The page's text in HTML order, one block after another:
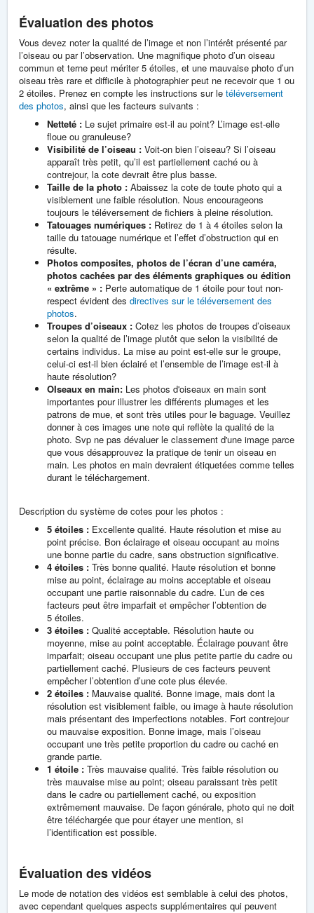
Évaluation des photos
Vous devez noter la qualité de l’image et non l’intérêt présenté par
l’oiseau ou par l’observation. Une magnifique photo d’un oiseau
commun et terne peut mériter 5 étoiles, et une mauvaise photo d’un
oiseau très rare et difficile à photographier peut ne recevoir que 1 ou
2 étoiles. Prenez en compte les instructions sur le téléversement
des photos, ainsi que les facteurs suivants :
Netteté : Le sujet primaire est-il au point? L’image est-elle
floue ou granuleuse?
Visibilité de l’oiseau : Voit-on bien l’oiseau? Si l’oiseau
apparaît très petit, qu’il est partiellement caché ou à
contrejour, la cote devrait être plus basse.
Taille de la photo : Abaissez la cote de toute photo qui a
visiblement une faible résolution. Nous encourageons
toujours le téléversement de fichiers à pleine résolution.
Tatouages numériques : Retirez de 1 à 4 étoiles selon la
taille du tatouage numérique et l’effet d’obstruction qui en
résulte.
Photos composites, photos de l’écran d’une caméra,
photos cachées par des éléments graphiques ou édition
« extrême » : Perte automatique de 1 étoile pour tout non-
respect évident des directives sur le téléversement des
photos.
Troupes d’oiseaux : Cotez les photos de troupes d’oiseaux
selon la qualité de l’image plutôt que selon la visibilité de
certains individus. La mise au point est-elle sur le groupe,
celui-ci est-il bien éclairé et l’ensemble de l’image est-il à
haute résolution?
OIseaux en main: Les photos d'oiseaux en main sont
importantes pour illustrer les différents plumages et les
patrons de mue, et sont très utiles pour le baguage. Veuillez
donner à ces images une note qui reflète la qualité de la
photo. Svp ne pas dévaluer le classement d'une image parce
que vous désapprouvez la pratique de tenir un oiseau en
main. Les photos en main devraient étiquetées comme telles
durant le téléchargement.
Description du système de cotes pour les photos :
5 étoiles : Excellente qualité. Haute résolution et mise au
point précise. Bon éclairage et oiseau occupant au moins
une bonne partie du cadre, sans obstruction significative.
4 étoiles : Très bonne qualité. Haute résolution et bonne
mise au point, éclairage au moins acceptable et oiseau
occupant une partie raisonnable du cadre. L’un de ces
facteurs peut être imparfait et empêcher l’obtention de
5 étoiles.
3 étoiles : Qualité acceptable. Résolution haute ou
moyenne, mise au point acceptable. Éclairage pouvant être
imparfait; oiseau occupant une plus petite partie du cadre ou
partiellement caché. Plusieurs de ces facteurs peuvent
empêcher l’obtention d’une cote plus élevée.
2 étoiles : Mauvaise qualité. Bonne image, mais dont la
résolution est visiblement faible, ou image à haute résolution
mais présentant des imperfections notables. Fort contrejour
ou mauvaise exposition. Bonne image, mais l’oiseau
occupant une très petite proportion du cadre ou caché en
grande partie.
1 étoile : Très mauvaise qualité. Très faible résolution ou
très mauvaise mise au point; oiseau paraissant très petit
dans le cadre ou partiellement caché, ou exposition
extrêmement mauvaise. De façon générale, photo qui ne doit
être téléchargée que pour étayer une mention, si
l’identification est possible.
Évaluation des vidéos
Le mode de notation des vidéos est semblable à celui des photos,
avec cependant quelques aspects supplémentaires qui peuvent